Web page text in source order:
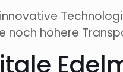
noch höhere